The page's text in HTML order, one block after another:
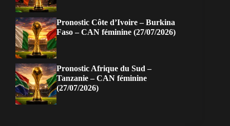
Pronostic Côte d’Ivoire – Burkina
Faso – CAN féminine (27/07/2026)
Pronostic Afrique du Sud –
Tanzanie – CAN féminine
(27/07/2026)